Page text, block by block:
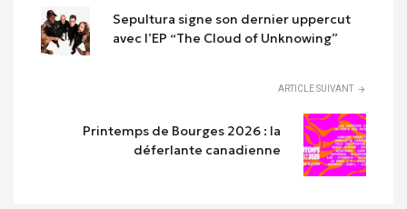
Sepultura signe son dernier uppercut
avec l’EP “The Cloud of Unknowing”
ARTICLE SUIVANT
Printemps de Bourges 2026 : la
déferlante canadienne